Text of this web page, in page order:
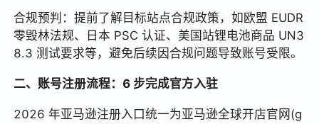
合规预判：提前了解目标站点合规政策，如欧盟 EUDR
零毁林法规、日本 PSC 认证、美国站锂电池商品 UN3
8.3 测试要求等，避免后续因合规问题导致账号受限。
二、账号注册流程：6 步完成官方入驻
2026 年亚马逊注册入口统一为亚马逊全球开店官网(g